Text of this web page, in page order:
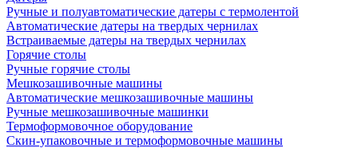
Ручные и полуавтоматические датеры с термолентой
Автоматические датеры на твердых чернилах
Встраиваемые датеры на твердых чернилах
Горячие столы
Ручные горячие столы
Мешкозашивочные машины
Автоматические мешкозашивочные машины
Ручные мешкозашивочные машинки
Термоформовочное оборудование
Скин-упаковочные и термоформовочные машины